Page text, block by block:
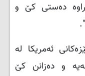
دەستی کێ و
ئەمریکا لە
و دەزانن کێ